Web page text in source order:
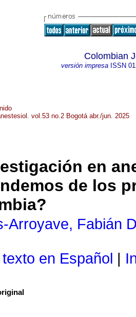
Colombian
versión impresaISSN
vol.53 no.2 Bogotá abr./jun. 2025
en
de los
Arroyave, Fabián
texto en Español